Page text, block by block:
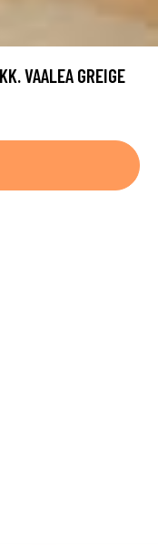
VAALEA GREIGE